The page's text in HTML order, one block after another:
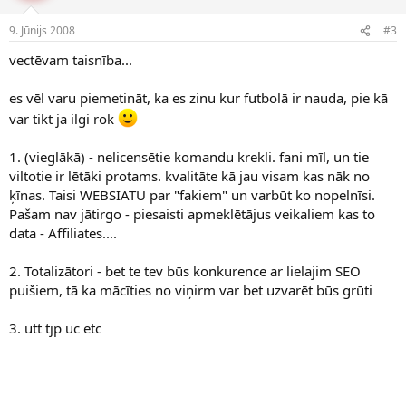
9. Jūnijs 2008 #3
vectēvam taisnība...
es vēl varu piemetināt, ka es zinu kur futbolā ir nauda, pie kā
var tikt ja ilgi rok
1. (vieglākā) - nelicensētie komandu krekli. fani mīl, un tie
viltotie ir lētāki protams. kvalitāte kā jau visam kas nāk no
ķīnas. Taisi WEBSIATU par "fakiem" un varbūt ko nopelnīsi.
Pašam nav jātirgo - piesaisti apmeklētājus veikaliem kas to
data - Affiliates....
2. Totalizātori - bet te tev būs konkurence ar lielajim SEO
puišiem, tā ka mācīties no viņirm var bet uzvarēt būs grūti
3. utt tjp uc etc